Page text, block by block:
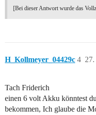
[Bei dieser Antwort wurde das
H_Kollmeyer_04429c 4
Tach Friderich
einen 6 volt Akku könntest
bekommen, Ich glaube die